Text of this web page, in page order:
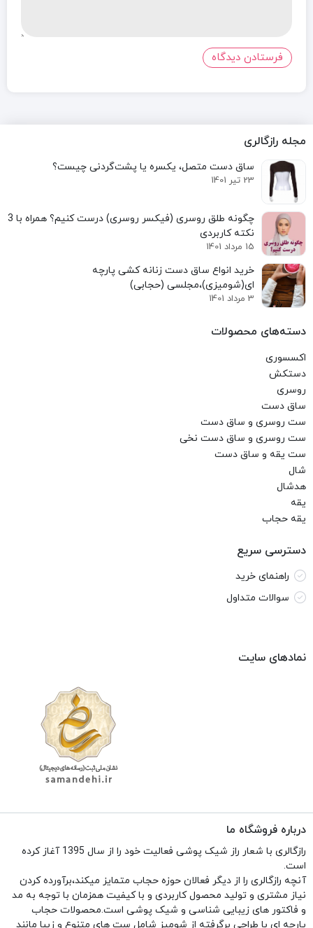
مجله رازگالری
ساق دست متصل، یکسره یا پشت‌گردنی چیست؟
23 تیر 1401
نکته کاربردی
15 مرداد 1401
خرید انواع ساق دست زنانه کشی پارچه
ای(شومیزی)،مجلسی (حجابی)
3 مرداد 1401
دسته‌های محصولات
اکسسوری
دستکش
روسری
ساق دست
ست روسری و ساق دست
ست روسری و ساق دست نخی
ست یقه و ساق دست
شال
هدشال
یقه
یقه حجاب
دسترسی سریع
راهنمای خرید
سوالات متداول
نمادهای سایت
درباره فروشگاه ما
رازگالری با شعار راز شیک پوشی فعالیت خود را از سال 1395 آغاز کرده
است.
آنچه رازگالری را از دیگر فعالان حوزه حجاب متمایز میکند،برآورده کردن
نیاز مشتری و تولید محصول کاربردی و با کیفیت همزمان با توجه به مد
و فاکتور های زیبایی شناسی و شیک پوشی است.محصولات حجاب
پارچه ای با طراحی برگرفته از شومیز شامل ست های متنوع و زیبا مانند